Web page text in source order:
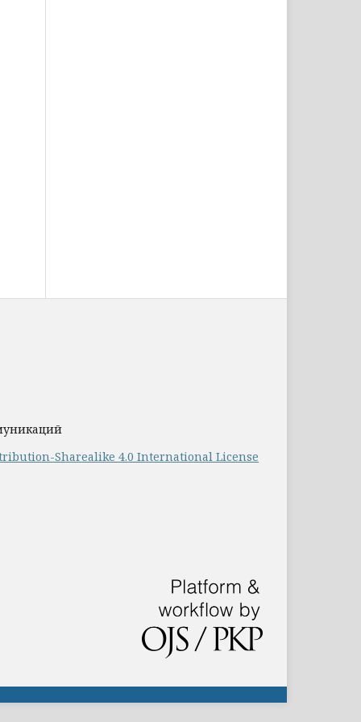
Sharealike 4.0 International License